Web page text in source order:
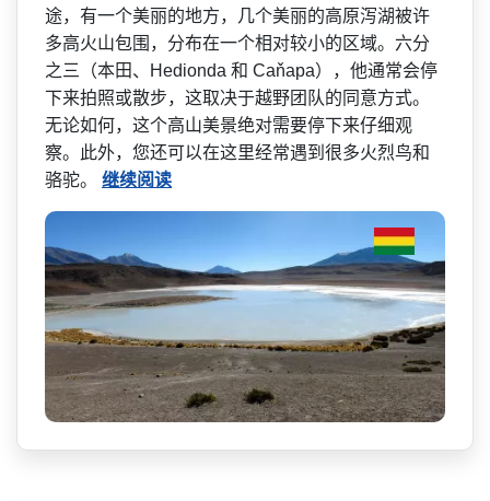
途，有一个美丽的地方，几个美丽­的高原泻湖被许
多高火山包围，分布在一个相对较小的­区域。六分
之三（本田、He­dionda 和 Caňapa），他通常会停
下来拍­照或散步，这取决于越野团队的同意方式。
无论如何，­这个高山美景绝对需要停下来仔细观
察。此外，您还可­以在这里经常遇到很多火烈鸟和
骆驼。 继续阅读